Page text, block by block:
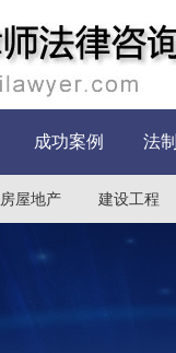
成功案例 法
房屋地产 建设工程